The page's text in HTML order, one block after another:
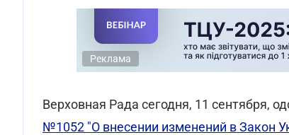
Реклама
Верховная Рада сегодня, 11 сентября,
№1052 "О внесении изменений в Закон